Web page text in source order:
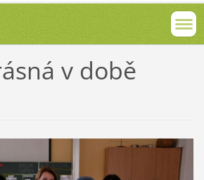
v době